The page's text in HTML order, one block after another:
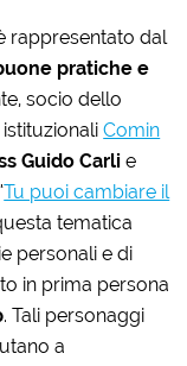
rappresentato dal
pratiche e
socio dello
istituzionaliComin
Guido Carli e
Tu puoi cambiare il
tematica
personali e di
in prima persona
. Tali personaggi
a